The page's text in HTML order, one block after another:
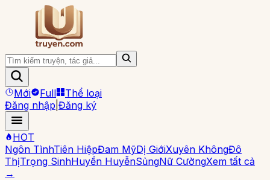
Mới Full
Thể loại
Đăng nhập Đăng ký
HOT
Ngôn TìnhTiên HiệpĐam MỹDị GiớiXuyên KhôngĐô
ThịTrọng SinhHuyền HuyễnSủngNữ CườngXem tất cả
→